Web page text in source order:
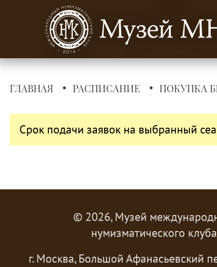
ГЛАВНАЯ РАСПИСАНИЕ ПОКУПКА
Срок подачи заявок на выбранный
© 2026, Музей
нумизматического
г. Москва, Большой Афанасьевский